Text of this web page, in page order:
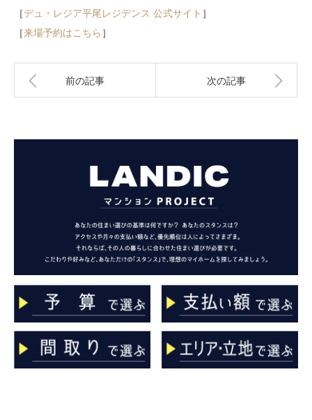
［デュ・レジア平尾レジデンス 公式サイト ］
［来場予約はこちら ］
前の記事 次の記事